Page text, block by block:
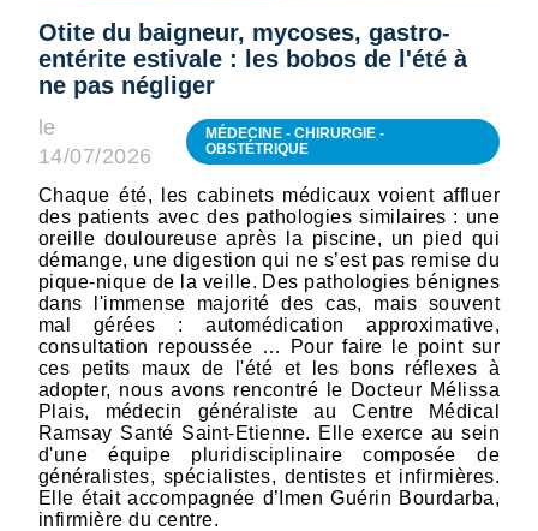
Otite du baigneur, mycoses, gastro-
entérite estivale : les bobos de l'été à
ne pas négliger
le
14/07/2026
MÉDECINE - CHIRURGIE -
OBSTÉTRIQUE
Chaque été, les cabinets médicaux voient affluer
des patients avec des pathologies similaires : une
oreille douloureuse après la piscine, un pied qui
démange, une digestion qui ne s’est pas remise du
pique-nique de la veille. Des pathologies bénignes
dans l'immense majorité des cas, mais souvent
mal gérées : automédication approximative,
consultation repoussée … Pour faire le point sur
ces petits maux de l'été et les bons réflexes à
adopter, nous avons rencontré le Docteur Mélissa
Plais, médecin généraliste au Centre Médical
Ramsay Santé Saint-Etienne. Elle exerce au sein
d'une équipe pluridisciplinaire composée de
généralistes, spécialistes, dentistes et infirmières.
Elle était accompagnée d’Imen Guérin Bourdarba,
infirmière du centre.